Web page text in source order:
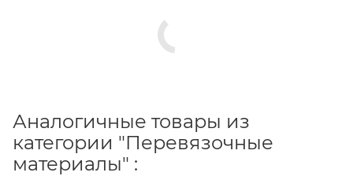
Аналогичные товары из
категории "Перевязочные
материалы" :